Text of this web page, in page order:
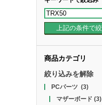
商品カテゴリ
絞り込みを解除
PCパーツ (3)
マザーボード (3)